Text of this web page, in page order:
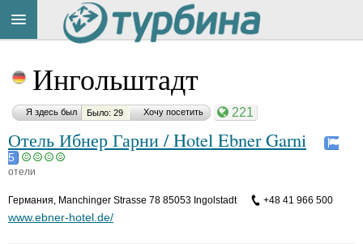
Ингольштадт
Я здесь был Было: 29 Хочу посетить 221
Отель Ибнер Гарни / Hotel Ebner Garni
5
отели
Германия, Manchinger Strasse 78 85053 Ingolstadt +48 41 966 500
www.ebner-hotel.de/
на
сайте:
Button